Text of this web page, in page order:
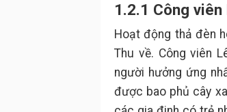
1.2.1 Công
Hoạt động thả đèn
Thu về. Công viên
người hưởng ứng
được bao phủ cây